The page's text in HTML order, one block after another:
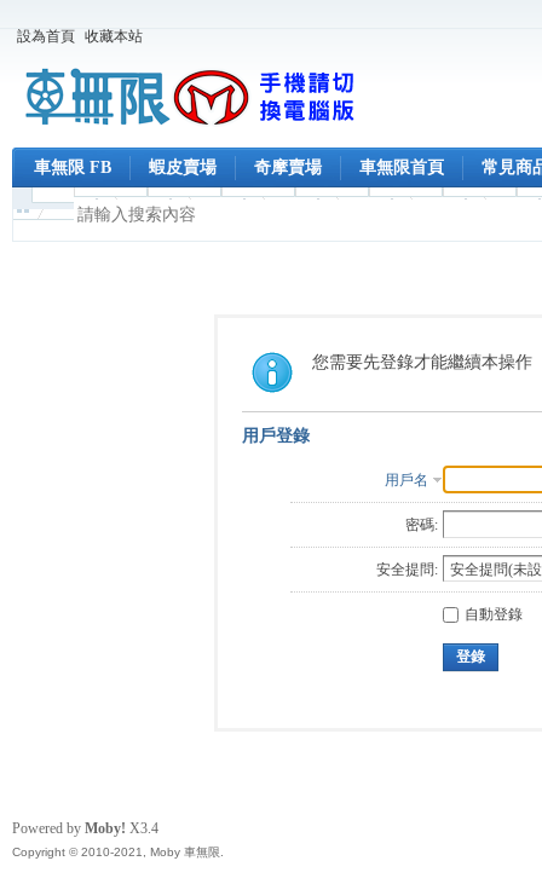
設為首頁 收藏本站
車無限 FB 蝦皮賣場 奇摩賣場 車無限首頁 常見商
您需要先登錄才能繼續本操作
用戶登錄
用戶名
密碼:
安全提問:
自動登錄
登錄
Powered by Moby! X3.4
Copyright © 2010-2021, Moby 車無限.